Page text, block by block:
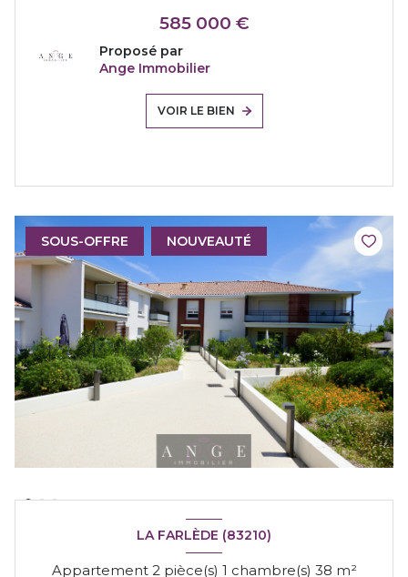
585 000 €
Proposé par
Ange Immobilier
VOIR LE BIEN
SOUS-OFFRE NOUVEAUTÉ
LA FARLÈDE (83210)
Appartement 2 pièce(s) 1 chambre(s) 38 m²